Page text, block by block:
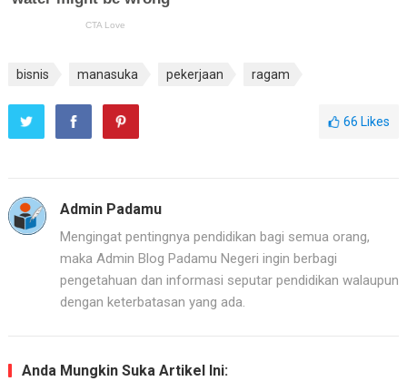
bisnis manasuka pekerjaan ragam
66 Likes
Admin Padamu
Mengingat pentingnya pendidikan bagi semua orang,
maka Admin Blog Padamu Negeri ingin berbagi
pengetahuan dan informasi seputar pendidikan walaupun
dengan keterbatasan yang ada.
Anda Mungkin Suka Artikel Ini: